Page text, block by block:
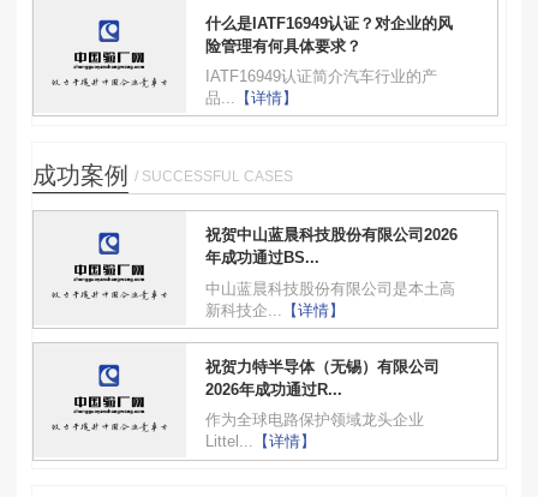
什么是IATF16949认证？对企业的风
险管理有何具体要求？
IATF16949认证简介汽车行业的产
品...
【详情】
成功案例 / SUCCESSFUL CASES
祝贺中山蓝晨科技股份有限公司2026
年成功通过BS...
中山蓝晨科技股份有限公司是本土高
新科技企...
【详情】
祝贺力特半导体（无锡）有限公司
2026年成功通过R...
作为全球电路保护领域龙头企业
Littel... 【详情】